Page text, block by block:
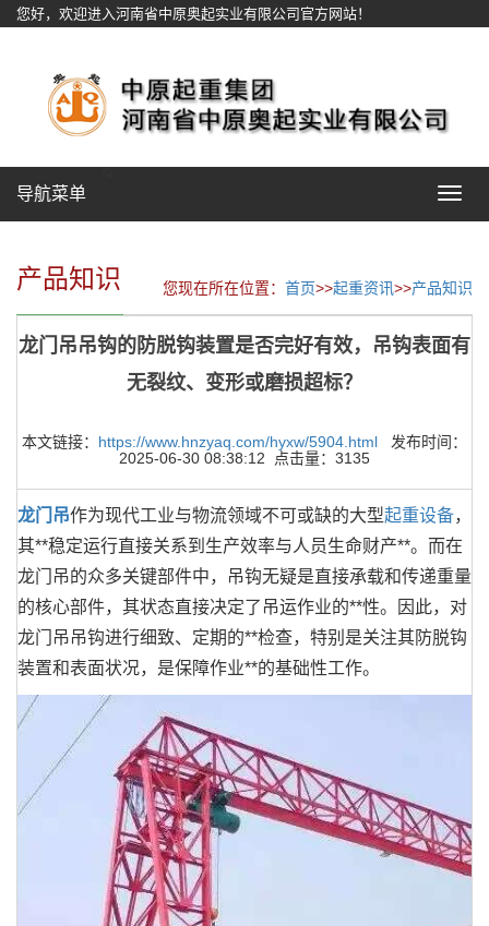
您好，欢迎进入河南省中原奥起实业有限公司官方网站！
Toggle
导航菜单
产品知识 您现在所在位置： 首页>>起重资讯>>产品知识
龙门吊吊钩的防脱钩装置是否完好有效，吊钩表面有
无裂纹、变形或磨损超标？
本文链接： https://www.hnzyaq.com/hyxw/5904.html 发布时间：
2025-06-30 08:38:12 点击量：3135
龙门吊作为现代工业与物流领域不可或缺的大型起重设备，
其**稳定运行直接关系到生产效率与人员生命财产**。而在
龙门吊的众多关键部件中，吊钩无疑是直接承载和传递重量
的核心部件，其状态直接决定了吊运作业的**性。因此，对
龙门吊吊钩进行细致、定期的**检查，特别是关注其防脱钩
装置和表面状况，是保障作业**的基础性工作。